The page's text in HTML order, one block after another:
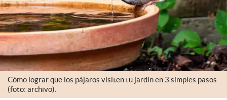
Mundial 2026
Eventos Corporativos
El Cronista Studio
Mediakit
abre en nueva pestaña
Argentina
Cómo lograr que los pájaros visiten tu jardín en 3 simples pasos
(foto: archivo).